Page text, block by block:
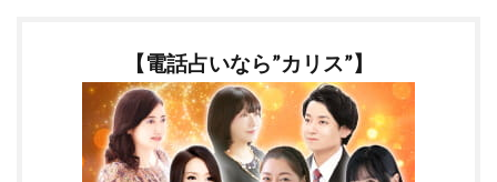
【電話占いなら”カリス”】